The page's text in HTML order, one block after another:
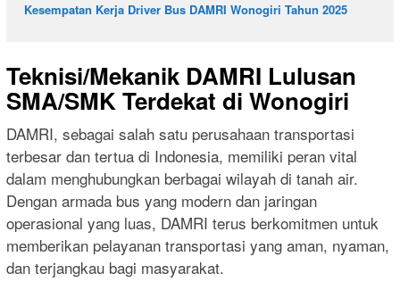
Kesempatan Kerja Driver Bus DAMRI Wonogiri Tahun 2025
Teknisi/Mekanik DAMRI Lulusan
SMA/SMK Terdekat di Wonogiri
DAMRI, sebagai salah satu perusahaan transportasi
terbesar dan tertua di Indonesia, memiliki peran vital
dalam menghubungkan berbagai wilayah di tanah air.
Dengan armada bus yang modern dan jaringan
operasional yang luas, DAMRI terus berkomitmen untuk
memberikan pelayanan transportasi yang aman, nyaman,
dan terjangkau bagi masyarakat.